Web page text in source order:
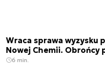
Wraca sprawa wyzysku
Nowej Chemii. Obrońcy
6 min.